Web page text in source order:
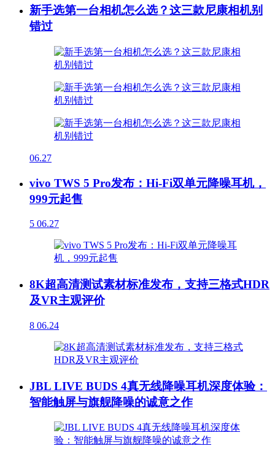
新手选第一台相机怎么选？这三款尼康相机别
错过
06.27
vivo TWS 5 Pro发布：Hi-Fi双单元降噪耳机，
999元起售
5 06.27
8K超高清测试素材标准发布，支持三格式HDR
及VR主观评价
8 06.24
JBL LIVE BUDS 4真无线降噪耳机深度体验：
智能触屏与旗舰降噪的诚意之作